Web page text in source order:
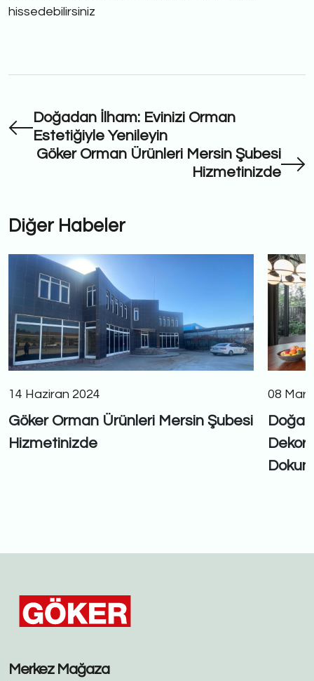
hissedebilirsiniz
Doğadan İlham: Evinizi Orman
Estetiğiyle Yenileyin
Göker Orman Ürünleri Mersin Şubesi
Hizmetinizde
Diğer Habeler
14 Haziran 2024
Göker Orman Ürünleri Mersin Şubesi
Hizmetinizde
08 Mart
Doğal
Merkez Mağaza